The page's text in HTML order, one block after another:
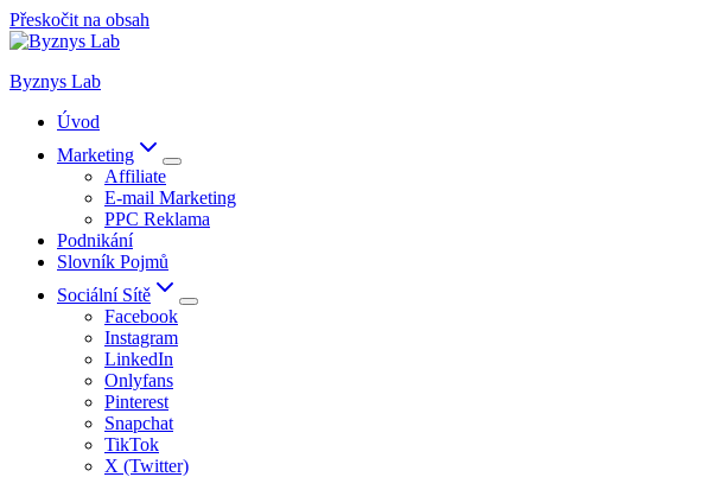
Přeskočit na obsah
Byznys Lab
Úvod
Marketing
Affiliate
E-mail Marketing
PPC Reklama
Podnikání
Slovník Pojmů
Sociální Sítě
Facebook
Instagram
LinkedIn
Onlyfans
Pinterest
Snapchat
TikTok
X (Twitter)